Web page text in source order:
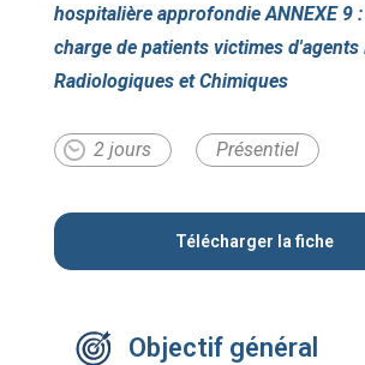
hospitalière approfondie ANNEXE 9
charge de patients victimes d'agents
Radiologiques et Chimiques
2 jours Présentiel
Télécharger la fiche
Objectif général